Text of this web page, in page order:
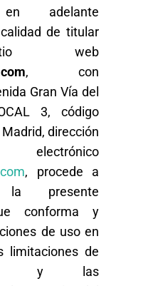
en adelante
de titular
web
, con
Gran Vía del
3, código
dirección
, procede a
la presente
conforma y
de uso en
limitaciones de
y las